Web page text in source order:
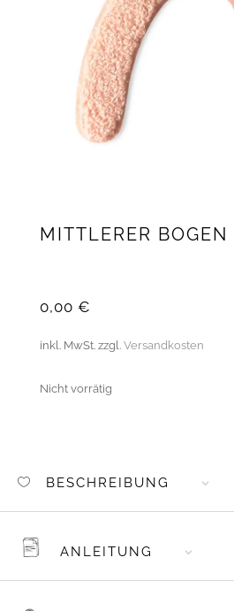
MITTLERER BOGEN
0,00 €
inkl. MwSt. zzgl. Versandkosten
Nicht vorrätig
BESCHREIBUNG
ANLEITUNG